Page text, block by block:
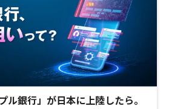
ル銀行」が日本に上陸したら。